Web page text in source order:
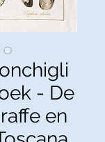
- De
en